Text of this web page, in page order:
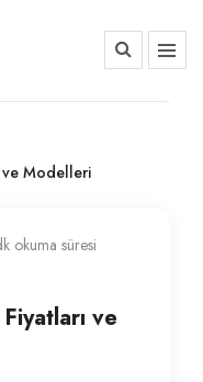
ve Modelleri
okuma süresi
ve